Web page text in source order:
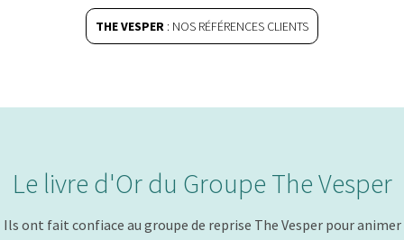
THE VESPER : NOS RÉFÉRENCES CLIENTS
Le livre d'Or du Groupe The Vesper
Ils ont fait confiace au groupe de reprise The Vesper pour animer